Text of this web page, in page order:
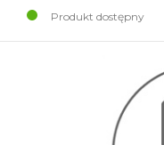
Produkt dostępny